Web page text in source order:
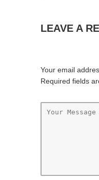
LEAVE A
Your email
Required fields